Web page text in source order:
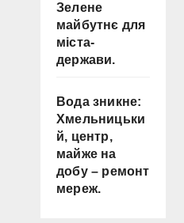
Зелене
майбутнє для
міста-
держави.
Вода зникне:
Хмельницьки
й, центр,
майже на
добу – ремонт
мереж.